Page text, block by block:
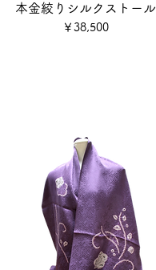
本金絞りシルクストール
価格
￥38,500